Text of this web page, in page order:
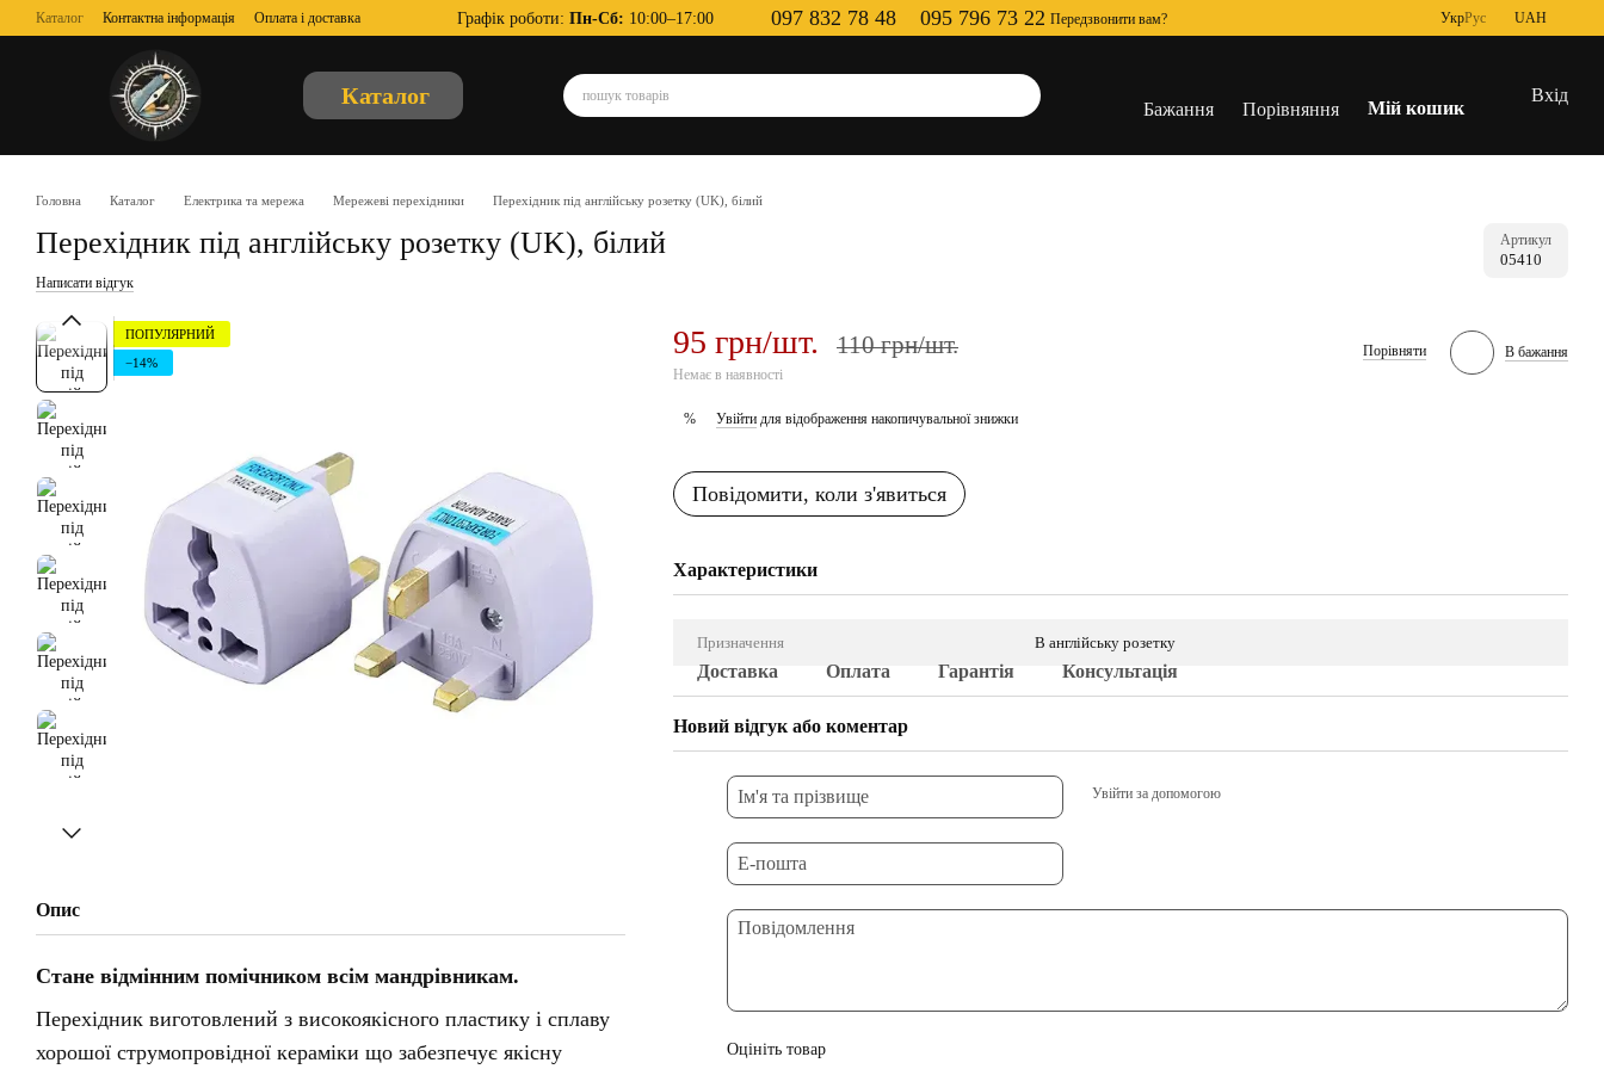
Перейти до основного контенту
Каталог Контактна інформація
Оплата і доставка
Обмін та повернення
Відгуки про магазин
Про нас
Угода користувача
Графік роботи: Пн-Сб: 10:00–17:00 097 832 78 48 095 796 73 22 Передзвонити вам? УкрРус UAH
Каталог
Бажання Порівняння Мій кошик
Вхід
Головна Каталог Електрика та мережа Мережеві перехідники Перехідник під англійську розетку (UK), білий
Перехідник під англійську розетку (UK), білий Артикул
05410
Написати відгук
ПОПУЛЯРНИЙ
−14%
Опис
Стане відмінним помічником всім мандрівникам.
Перехідник виготовлений з високоякісного пластику і сплаву
хорошої струмопровідної кераміки що забезпечує якісну
95 грн/шт. 110 грн/шт.
Немає в наявності
Порівняти В бажання
% Увійтидля відображення накопичувальної знижки
Повідомити, коли з'явиться
Характеристики
Призначення В англійську розетку
Доставка Оплата Гарантія Консультація
Новий відгук або коментар
Увійти за допомогою
Оцініть товар